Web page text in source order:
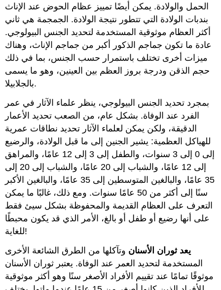
الحمل والولادة. يمكن أيضًا تمييز عظام الحوض عند الإناث
بندبات الولادة التي تتطور نتيجة الولادة. الجمجمة هي ثاني
أكثر العظام موثوقية المستخدمة لتحديد الجنس البيولوجي.
عادة ما تكون جماجم الذكور أكبر من جماجم الإناث، وهناك
ميزات أخرى تختلف باستمرار حسب الجنس، بما في ذلك
حجم الذقن ودرجة بروز العظم بين العينين، وهو ما يسمى
بالجلابيلا.
بمجرد تحديد الجنس البيولوجي، ينظر علماء الآثار في عمر
الفرد عند الوفاة. بشكل عام، من الصعب تحديد الأعمار
الدقيقة، ولكن يمكن لعلماء الآثار تحديد نطاقات عمرية
للهياكل العظمية: يشير الجنين إلى ما قبل الولادة، والرضيع
إلى 0 إلى 3 سنوات، والطفل إلى 3 إلى 12 عامًا، والمراهق
إلى 12 عامًا، والشباب إلى 20 عامًا، والشباب إلى 20 إلى
35 عامًا، والبالغين المتوسطين إلى 35 عامًا، والبالغين الأكبر
سنًا إلى أكثر من 50 عامًا سنوات. ومع ذلك، غالبًا ما يمكن
التعرف على العظام القديمة والمحفوظة بشكل سيئ فقط
على أنها رضيع أو طفل أو بالغ، الأمر الذي قد يكون محبطًا
للغاية!
يعد ثوران الأسنان وتآكلها من الطرق الشائعة الأخرى
المستخدمة لتحديد العمر عند الوفاة. يعتبر ثوران الأسنان
موثوقًا تمامًا عند تقييم الأفراد الأصغر سنًا وهو أكثر موثوقية